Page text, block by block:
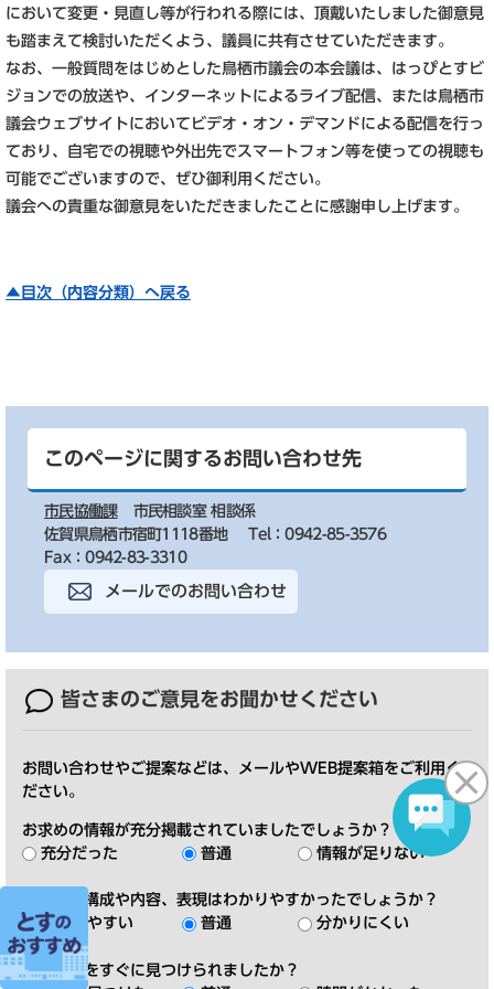
において変更・見直し等が行われる際には、頂戴いたしました御意見
も踏まえて検討いただくよう、議員に共有させていただきます。
なお、一般質問をはじめとした鳥栖市議会の本会議は、はっぴとすビ
ジョンでの放送や、インターネットによるライブ配信、または鳥栖市
議会ウェブサイトにおいてビデオ・オン・デマンドによる配信を行っ
ており、自宅での視聴や外出先でスマートフォン等を使っての視聴も
可能でございますので、ぜひ御利用ください。
議会への貴重な御意見をいただきましたことに感謝申し上げます。
▲目次（内容分類）へ戻る
このページに関するお問い合わせ先
市民協働課
市民相談室 相談係
佐賀県鳥栖市宿町1118番地
Tel：0942-85-3576
Fax：0942-83-3310
メールでのお問い合わせ
皆さまのご意見をお聞かせください
お問い合わせやご提案などは、メールやWEB提案箱をご利用く
ださい。
お求めの情報が充分掲載されていましたでしょうか？
充分だった
普通 情報が足りない
ページの構成や内容、表現はわかりやすかったでしょうか？
分かりやすい
普通 分かりにくい
この情報をすぐに見つけられましたか？